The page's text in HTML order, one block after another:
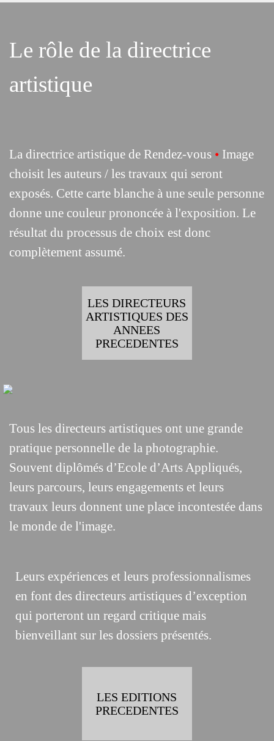
Le rôle de la directrice
artistique
La directrice artistique de Rendez-vous • Image
choisit les auteurs / les travaux qui seront
exposés. Cette carte blanche à une seule personne
donne une couleur prononcée à l'exposition. Le
résultat du processus de choix est donc
complètement assumé.
LES DIRECTEURS
ARTISTIQUES DES
ANNEES
PRECEDENTES
Tous les directeurs artistiques ont une grande
pratique personnelle de la photographie.
Souvent diplômés d’Ecole d’Arts Appliqués,
leurs parcours, leurs engagements et leurs
travaux leurs donnent une place incontestée dans
le monde de l'image.
Leurs expériences et leurs professionnalismes
en font des directeurs artistiques d’exception
qui porteront un regard critique mais
bienveillant sur les dossiers présentés.
LES EDITIONS
PRECEDENTES